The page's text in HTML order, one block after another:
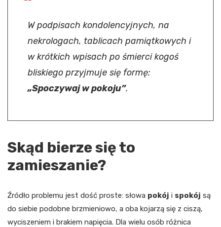
W podpisach kondolencyjnych, na
nekrologach, tablicach pamiątkowych i
w krótkich wpisach po śmierci kogoś
bliskiego przyjmuje się formę:
„Spoczywaj w pokoju”.
Skąd bierze się to
zamieszanie?
Źródło problemu jest dość proste: słowa pokój i spokój są
do siebie podobne brzmieniowo, a oba kojarzą się z ciszą,
wyciszeniem i brakiem napięcia. Dla wielu osób różnica